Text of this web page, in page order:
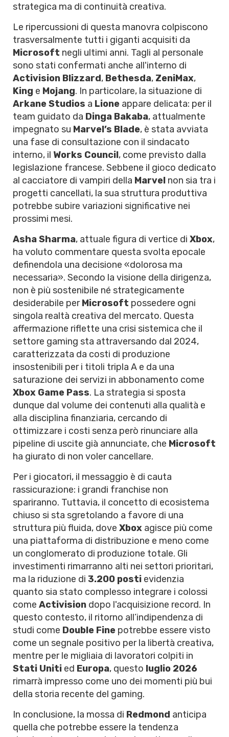
strategica ma di continuità creativa.
Le ripercussioni di questa manovra colpiscono
trasversalmente tutti i giganti acquisiti da
Microsoft negli ultimi anni. Tagli al personale
sono stati confermati anche all'interno di
Activision Blizzard, Bethesda, ZeniMax,
King e Mojang. In particolare, la situazione di
Arkane Studios a Lione appare delicata: per il
team guidato da Dinga Bakaba, attualmente
impegnato su Marvel’s Blade, è stata avviata
una fase di consultazione con il sindacato
interno, il Works Council, come previsto dalla
legislazione francese. Sebbene il gioco dedicato
al cacciatore di vampiri della Marvel non sia tra i
progetti cancellati, la sua struttura produttiva
potrebbe subire variazioni significative nei
prossimi mesi.
Asha Sharma, attuale figura di vertice di Xbox,
ha voluto commentare questa svolta epocale
definendola una decisione «dolorosa ma
necessaria». Secondo la visione della dirigenza,
non è più sostenibile né strategicamente
desiderabile perMicrosoft possedere ogni
singola realtà creativa del mercato. Questa
affermazione riflette una crisi sistemica che il
settore gaming sta attraversando dal 2024,
caratterizzata da costi di produzione
insostenibili per i titoli tripla A e da una
saturazione dei servizi in abbonamento come
Xbox Game Pass. La strategia si sposta
dunque dal volume dei contenuti alla qualità e
alla disciplina finanziaria, cercando di
ottimizzare i costi senza però rinunciare alla
pipeline di uscite già annunciate, che Microsoft
ha giurato di non voler cancellare.
Per i giocatori, il messaggio è di cauta
rassicurazione: i grandi franchise non
spariranno. Tuttavia, il concetto di ecosistema
chiuso si sta sgretolando a favore di una
struttura più fluida, dove Xbox agisce più come
una piattaforma di distribuzione e meno come
un conglomerato di produzione totale. Gli
investimenti rimarranno alti nei settori prioritari,
ma la riduzione di 3.200 posti evidenzia
quanto sia stato complesso integrare i colossi
come Activision dopo l'acquisizione record. In
questo contesto, il ritorno all’indipendenza di
studi come Double Fine potrebbe essere visto
come un segnale positivo per la libertà creativa,
mentre per le migliaia di lavoratori colpiti in
Stati Uniti ed Europa, questo luglio 2026
rimarrà impresso come uno dei momenti più bui
della storia recente del gaming.
In conclusione, la mossa di Redmond anticipa
quella che potrebbe essere la tendenza